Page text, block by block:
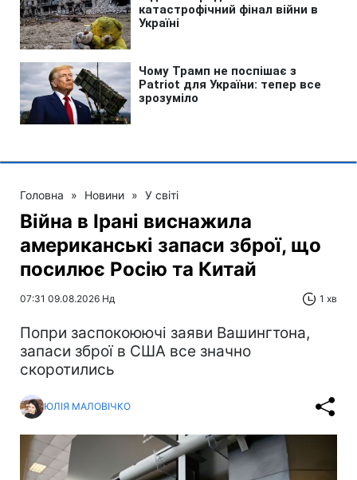
Головна » Новини » У світі
Війна в Ірані виснажила
американські запаси зброї, що
посилює Росію та Китай
07:31 09.08.2026 Нд 1 хв
Попри заспокоюючі заяви Вашингтона,
запаси зброї в США все значно
скоротились
ЮЛІЯ МАЛОВІЧКО